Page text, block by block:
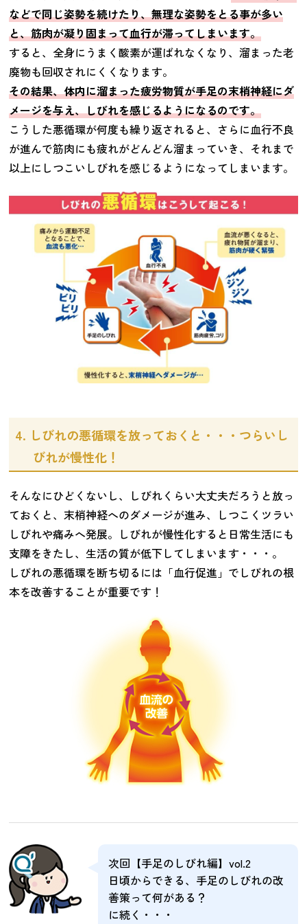
などで同じ姿勢を続けたり、無理な姿勢をとる事が多い
と、筋肉が凝り固まって血行が滞ってしまいます。
すると、全身にうまく酸素が運ばれなくなり、溜まった老
廃物も回収されにくくなります。
その結果、体内に溜まった疲労物質が手足の末梢神経にダ
メージを与え、しびれを感じるようになるのです。
こうした悪循環が何度も繰り返されると、さらに血行不良
が進んで筋肉にも疲れがどんどん溜まっていき、それまで
以上にしつこいしびれを感じるようになってしまいます。
4. しびれの悪循環を放っておくと・・・つらいし
びれが慢性化！
そんなにひどくないし、しびれくらい大丈夫だろうと放っ
ておくと、末梢神経へのダメージが進み、しつこくツラい
しびれや痛みへ発展。しびれが慢性化すると日常生活にも
支障をきたし、生活の質が低下してしまいます・・・。
しびれの悪循環を断ち切るには「血行促進」でしびれの根
本を改善することが重要です！
次回【手足のしびれ編】vol.2
日頃からできる、手足のしびれの改
善策って何がある？
に続く・・・